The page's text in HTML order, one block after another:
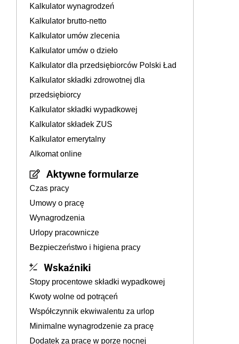
Kalkulator wynagrodzeń
Kalkulator brutto-netto
Kalkulator umów zlecenia
Kalkulator umów o dzieło
Kalkulator dla przedsiębiorców Polski Ład
Kalkulator składki zdrowotnej dla
przedsiębiorcy
Kalkulator składki wypadkowej
Kalkulator składek ZUS
Kalkulator emerytalny
Alkomat online
Aktywne formularze
Czas pracy
Umowy o pracę
Wynagrodzenia
Urlopy pracownicze
Bezpieczeństwo i higiena pracy
Wskaźniki
Stopy procentowe składki wypadkowej
Kwoty wolne od potrąceń
Współczynnik ekwiwalentu za urlop
Minimalne wynagrodzenie za pracę
Dodatek za pracę w porze nocnej